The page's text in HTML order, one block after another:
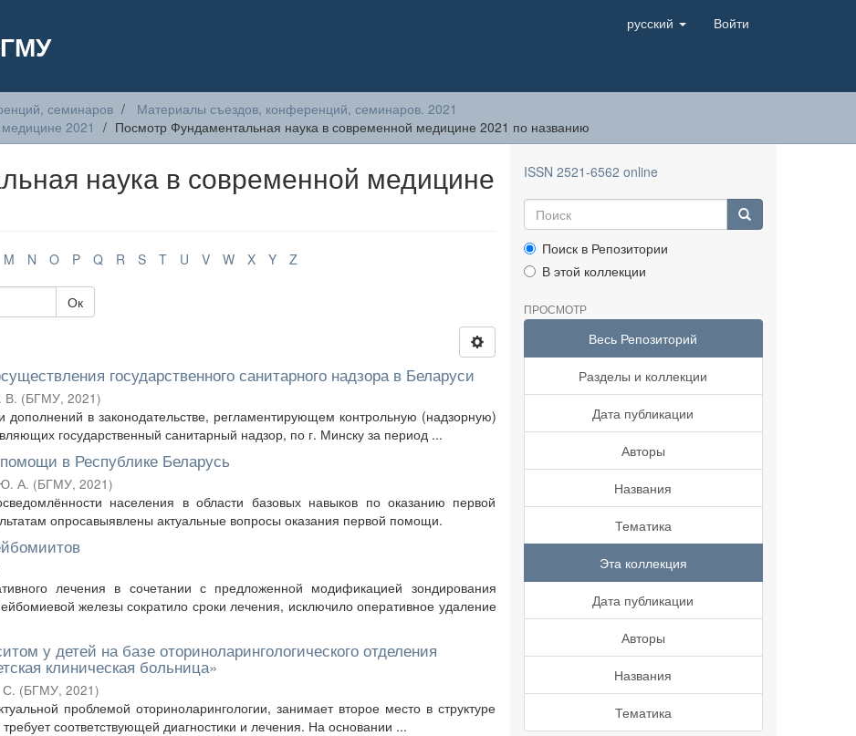
русский Войти
семинаров
Материалы съездов, конференций, семинаров. 2021
2021
Посмотр Фундаментальная наука в современной медицине 2021 по названию
наука в современной медицине
M N O P Q R S T U V W X Y Z
Ок
государственного санитарного надзора в Беларуси
В. (БГМУ, 2021)
в законодательстве, регламентирующем контрольную (надзорную)
государственный санитарный надзор, по г. Минску за период ...
в Республике Беларусь
А. (БГМУ, 2021)
населения в области базовых навыков по оказанию первой
опросавыявлены актуальные вопросы оказания первой помощи.
лечения в сочетании с предложенной модификацией зондирования
железы сократило сроки лечения, исключило оперативное удаление
у детей на базе оториноларингологического отделения
клиническая больница»
С. (БГМУ, 2021)
проблемой оториноларингологии, занимает второе место в структуре
соответствующей диагностики и лечения. На основании ...
ISSN 2521-6562 online
Поиск в Репозитории
В этой коллекции
ПРОСМОТР
Весь Репозиторий
Разделы и коллекции
Дата публикации
Авторы
Названия
Тематика
Эта коллекция
Дата публикации
Авторы
Названия
Тематика